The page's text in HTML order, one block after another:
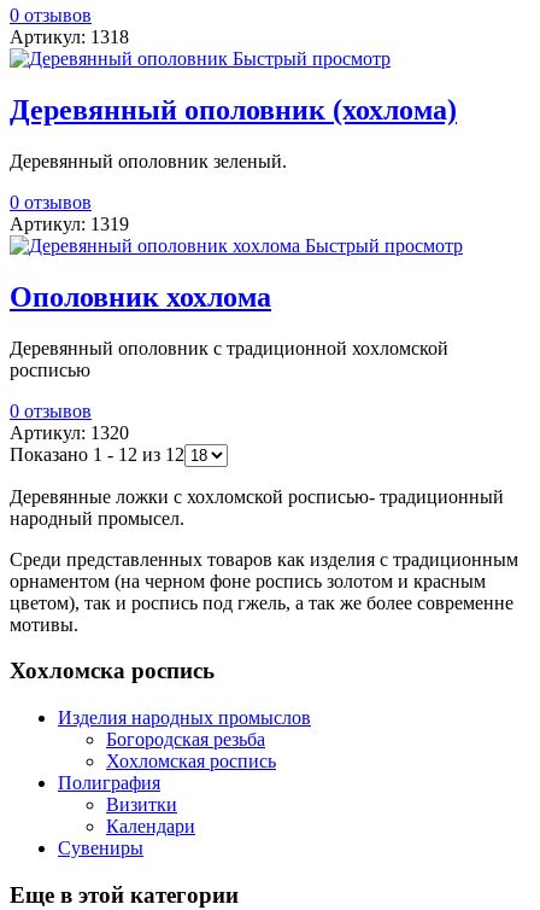
0 отзывов
Артикул: 1318
Быстрый просмотр
Деревянный ополовник (хохлома)
Деревянный ополовник зеленый.
0 отзывов
Артикул: 1319
Быстрый просмотр
Ополовник хохлома
Деревянный ополовник с традиционной хохломской
росписью
0 отзывов
Артикул: 1320
Показано 1 - 12 из 12
Деревянные ложки с хохломской росписью- традиционный
народный промысел.
Среди представленных товаров как изделия с традиционным
орнаментом (на черном фоне роспись золотом и красным
цветом), так и роспись под гжель, а так же более современне
мотивы.
Хохломска роспись
Изделия народных промыслов
Богородская резьба
Хохломская роспись
Полиграфия
Визитки
Календари
Сувениры
Еще в этой категории